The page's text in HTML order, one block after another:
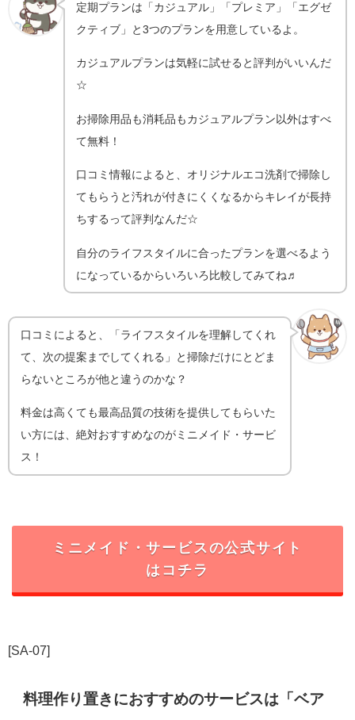
定期プランは「カジュアル」「プレミア」「エグゼ
クティブ」と3つのプランを用意しているよ。
カジュアルプランは気軽に試せると評判がいいんだ
☆
お掃除用品も消耗品もカジュアルプラン以外はすべ
て無料！
口コミ情報によると、オリジナルエコ洗剤で掃除し
てもらうと汚れが付きにくくなるからキレイが長持
ちするって評判なんだ☆
自分のライフスタイルに合ったプランを選べるよう
になっているからいろいろ比較してみてね♬
口コミによると、「ライフスタイルを理解してくれ
て、次の提案までしてくれる」と掃除だけにとどま
らないところが他と違うのかな？
料金は高くても最高品質の技術を提供してもらいた
い方には、絶対おすすめなのがミニメイド・サービ
ス！
ミニメイド・サービスの公式サイト
はコチラ
[SA-07]
料理作り置きにおすすめのサービスは「ベア